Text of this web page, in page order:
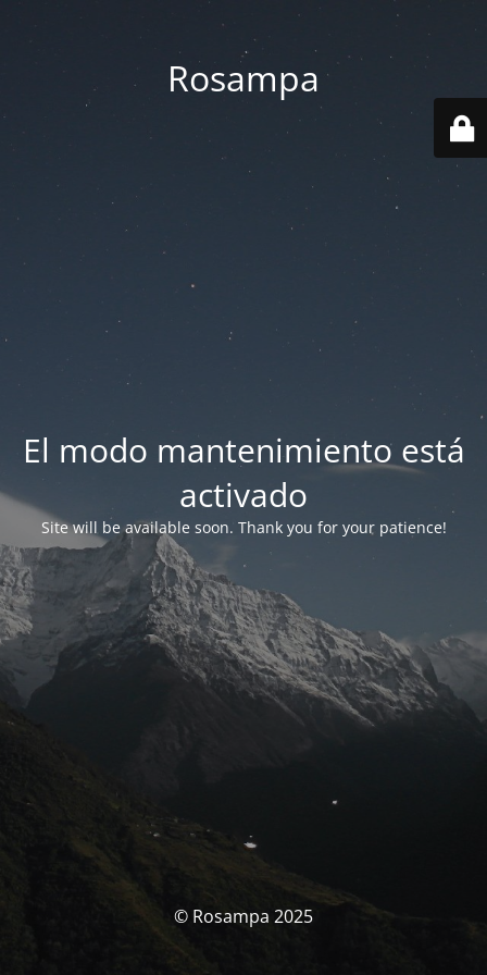
Rosampa
El modo mantenimiento está
activado
Site will be available soon. Thank you for your patience!
© Rosampa 2025